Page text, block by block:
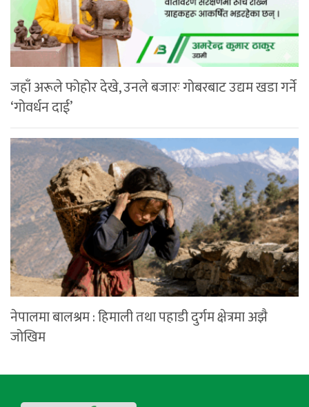
जहाँ अरूले फोहोर देखे, उनले बजारः गोबरबाट उद्यम खडा गर्ने
‘गोवर्धन दाई’
नेपालमा बालश्रम : हिमाली तथा पहाडी दुर्गम क्षेत्रमा अझै
जोखिम